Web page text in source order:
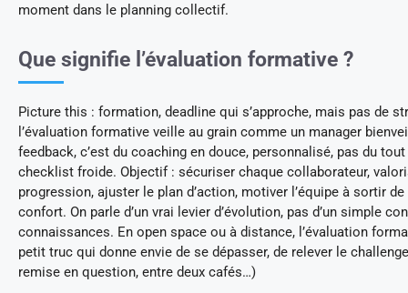
moment dans le planning collectif.
Que signifie l’évaluation formative ?
Picture this : formation, deadline qui s’approche, mais pas de
l’évaluation formative veille au grain comme un manager
feedback, c’est du coaching en douce, personnalisé, pas du tout
checklist froide. Objectif : sécuriser chaque collaborateur,
progression, ajuster le plan d’action, motiver l’équipe à sortir
confort. On parle d’un vrai levier d’évolution, pas d’un simple
connaissances. En open space ou à distance, l’évaluation
petit truc qui donne envie de se dépasser, de relever le
remise en question, entre deux cafés…)